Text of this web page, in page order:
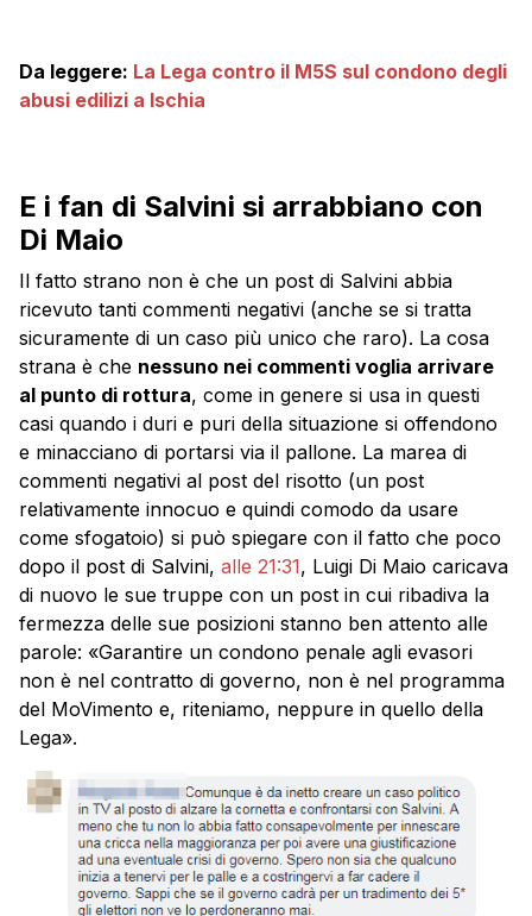
Da leggere: La Lega contro il M5S sul condono degli
abusi edilizi a Ischia
E i fan di Salvini si arrabbiano con
Di Maio
Il fatto strano non è che un post di Salvini abbia
ricevuto tanti commenti negativi (anche se si tratta
sicuramente di un caso più unico che raro). La cosa
strana è che nessuno nei commenti voglia arrivare
al punto di rottura, come in genere si usa in questi
casi quando i duri e puri della situazione si offendono
e minacciano di portarsi via il pallone. La marea di
commenti negativi al post del risotto (un post
relativamente innocuo e quindi comodo da usare
come sfogatoio) si può spiegare con il fatto che poco
dopo il post di Salvini, alle 21:31, Luigi Di Maio caricava
di nuovo le sue truppe con un post in cui ribadiva la
fermezza delle sue posizioni stanno ben attento alle
parole: «Garantire un condono penale agli evasori
non è nel contratto di governo, non è nel programma
del MoVimento e, riteniamo, neppure in quello della
Lega».